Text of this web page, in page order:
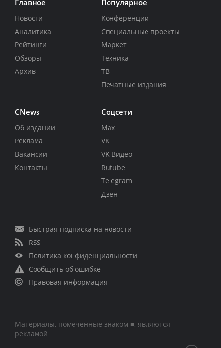
Главное
Новости
Аналитика
Рейтинги
Обзоры
Архив
Популярное
Конференции
Специальные проекты
Маркет
Техника
ТВ
Печатные издания
CNews
Об издании
Реклама
Вакансии
Контакты
Соцсети
Max
VK
VK Видео
Rutube
Telegram
Дзен
Быстрая подписка на новости
RSS
Политика конфиденциальности
Сообщить об ошибке
Правовая информация
Материалы, помеченные знаком ■, являются
рекламой